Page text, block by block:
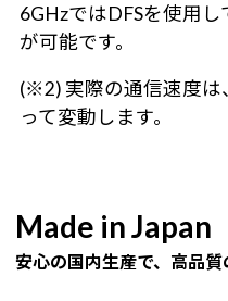
6GHzではDFSを使用
が可能です。
(※2) 実際の通信速度は
って変動します。
Made in Japan
安心の国内生産で、高品